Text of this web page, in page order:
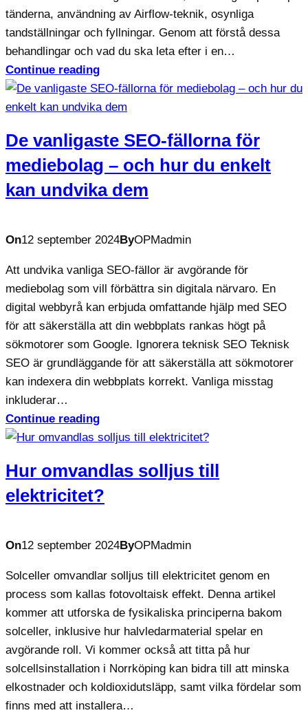
tänderna, användning av Airflow-teknik, osynliga
tandställningar och fyllningar. Genom att förstå dessa
behandlingar och vad du ska leta efter i en…
Continue reading
De vanligaste SEO-fällorna för
mediebolag – och hur du enkelt
kan undvika dem
On12 september 2024ByOPMadmin
Att undvika vanliga SEO-fällor är avgörande för
mediebolag som vill förbättra sin digitala närvaro. En
digital webbyrå kan erbjuda omfattande hjälp med SEO
för att säkerställa att din webbplats rankas högt på
sökmotorer som Google. Ignorera teknisk SEO Teknisk
SEO är grundläggande för att säkerställa att sökmotorer
kan indexera din webbplats korrekt. Vanliga misstag
inkluderar…
Continue reading
Hur omvandlas solljus till
elektricitet?
On12 september 2024ByOPMadmin
Solceller omvandlar solljus till elektricitet genom en
process som kallas fotovoltaisk effekt. Denna artikel
kommer att utforska de fysikaliska principerna bakom
solceller, inklusive hur halvledarmaterial spelar en
avgörande roll. Vi kommer också att titta på hur
solcellsinstallation i Norrköping kan bidra till att minska
elkostnader och koldioxidutsläpp, samt vilka fördelar som
finns med att installera…